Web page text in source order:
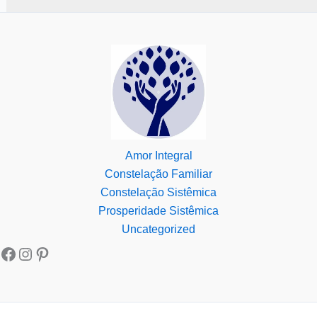
Amor Integral
Constelação Familiar
Constelação Sistêmica
Prosperidade Sistêmica
Uncategorized